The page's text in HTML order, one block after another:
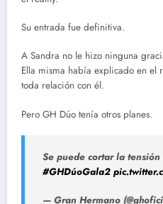
Su entrada fue definitiva.
A Sandra no le hizo ninguna
Ella misma había explicado en el
toda relación con él.
Pero GH Dúo tenía otros planes.
Se puede cortar la
#GHDúoGala2
— Gran Hermano